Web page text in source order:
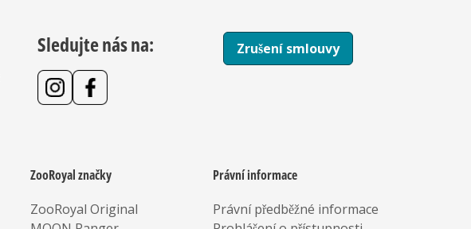
Sledujte nás na: Zrušení smlouvy
ZooRoyal značky
ZooRoyal Original
Právní informace
Právní předběžné informace